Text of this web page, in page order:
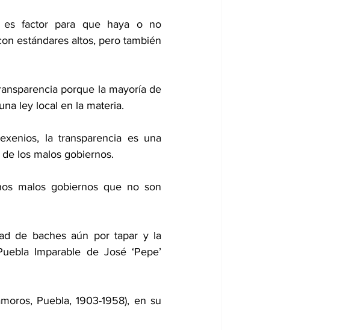
es factor para que haya o no
estándares altos, pero también
porque la mayoría de
ley local en la materia.
la transparencia es una
los malos gobiernos.
malos gobiernos que no son
de baches aún por tapar y la
Imparable de José ‘Pepe’
Puebla, 1903-1958), en su